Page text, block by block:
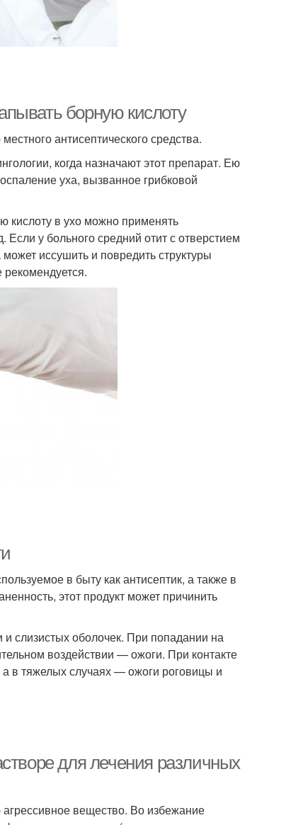
борную кислоту
антисептического средства.
когда назначают этот препарат. Ею
уха, вызванное грибковой
кислоту в ухо можно применять
у больного средний отит с отверстием
иссушить и повредить структуры
рекомендуется.
в быту как антисептик, а также в
этот продукт может причинить
слизистых оболочек. При попадании на
воздействии — ожоги. При контакте
в тяжелых случаях — ожоги роговицы и
для лечения различных
вещество. Во избежание